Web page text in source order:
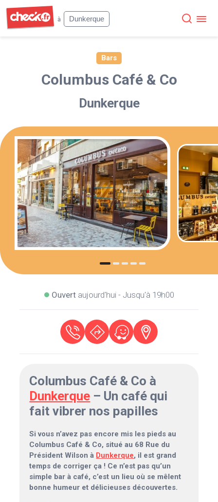
à
Dunkerque
Bars
Columbus Café & Co
Dunkerque
Ouvertaujourd'hui - Jusqu'à 19h00
Columbus Café & Co à
Dunkerque – Un café qui
fait vibrer nos papilles
Si vous n’avez pas encore mis les pieds au
Columbus Café & Co, situé au 68 Rue du
Président Wilson à Dunkerque, il est grand
temps de corriger ça ! Ce n’est pas qu’un
simple bar à café, c’est un lieu où se mêlent
bonne humeur et délicieuses découvertes.